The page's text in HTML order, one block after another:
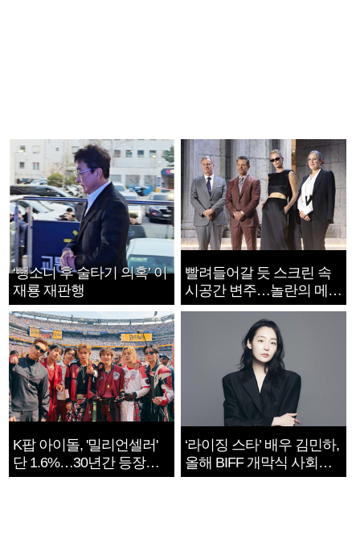
‘뺑소니 후 술타기 의혹’ 이
재룡 재판행
빨려들어갈 듯 스크린 속
시공간 변주…놀란의 메시
지는 ‘전쟁 속죄’
K팝 아이돌, '밀리언셀러'
단 1.6%…30년간 등장
1182개팀 전수조사
‘라이징 스타’ 배우 김민하,
올해 BIFF 개막식 사회자
확정